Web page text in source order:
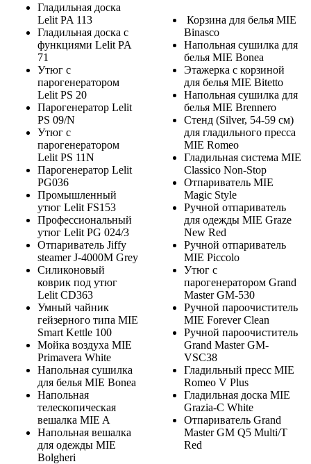
Гладильная доска
Lelit PA 113
Гладильная доска с
функциями Lelit PA
71
Утюг с
парогенератором
Lelit PS 20
Парогенератор Lelit
PS 09/N
Утюг с
парогенератором
Lelit PS 11N
Парогенератор Lelit
PG036
Промышленный
утюг Lelit FS153
Профессиональный
утюг Lelit PG 024/3
Отпариватель Jiffy
steamer J-4000M Grey
Силиконовый
коврик под утюг
Lelit CD363
Умный чайник
гейзерного типа MIE
Smart Kettle 100
Мойка воздуха MIE
Primavera White
Напольная сушилка
для белья MIE Bonea
Напольная
телескопическая
вешалка MIE A
Напольная вешалка
для одежды MIE
Bolgheri
Корзина для белья MIE
Binasco
Напольная сушилка для
белья MIE Bonea
Этажерка с корзиной
для белья MIE Bitetto
Напольная сушилка для
белья MIE Brennero
Стенд (Silver, 54-59 см)
для гладильного пресса
MIE Romeo
Гладильная система MIE
Classico Non-Stop
Отпариватель MIE
Magic Style
Ручной отпариватель
для одежды MIE Graze
New Red
Ручной отпариватель
MIE Piccolo
Утюг с
парогенератором Grand
Master GM-530
Ручной пароочиститель
MIE Forever Clean
Ручной пароочиститель
Grand Master GM-
VSC38
Гладильный пресс MIE
Romeo V Plus
Гладильная доска MIE
Grazia‑C White
Отпариватель Grand
Master GM Q5 Multi/T
Red